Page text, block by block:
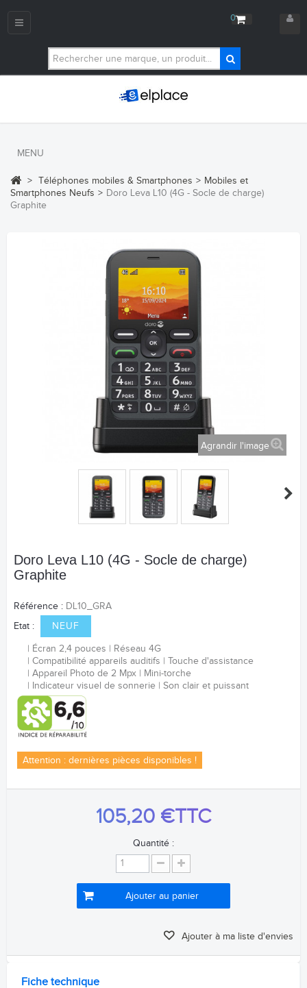
0
Navigation
MENU
> Téléphones mobiles & Smartphones > Mobiles et
Smartphones Neufs > Doro Leva L10 (4G - Socle de charge)
Graphite
Agrandir l'image
Doro Leva L10 (4G - Socle de charge)
Graphite
Référence : DL10_GRA
Etat :
NEUF
Écran 2,4 pouces
Réseau 4G
Compatibilité appareils auditifs
Touche d'assistance
Appareil Photo de 2 Mpx
Mini-torche
Indicateur visuel de sonnerie
Son clair et puissant
Attention : dernières pièces disponibles !
105,20 €TTC
Quantité :
Ajouter au panier
Ajouter à ma liste d'envies
Fiche technique